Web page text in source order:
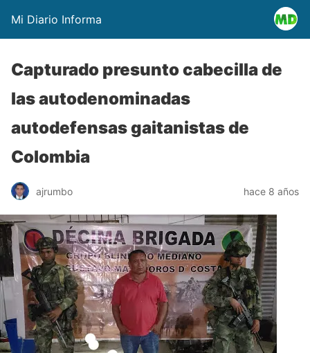
Mi Diario Informa
Capturado presunto cabecilla de
las autodenominadas
autodefensas gaitanistas de
Colombia
ajrumbo hace 8 años